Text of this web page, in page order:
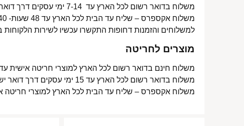
משלוח בדואר רשום לכל הארץ עד 7-14 ימי עסקים דרך דואר ישראל- 15 ₪
משלוח אקספרס – שליח עד הבית לכל הארץ עד 48 שעות- 40 ₪
למשלוחים והזמנות דחופות התקשרו עכשיו לשירות הלקוחות
מוצרים לחריטה
משלוח חינם בדואר רשום לכל הארץ למוצרי חריטה אישית עד 15 ימי עסקים מעל 350
משלוח בדואר רשום לכל הארץ עד 15 ימי עסקים דרך דואר ישראל- 15 ₪
משלוח אקספרס – שליח עד הבית לכל הארץ למוצרי חריטה אישית עד 7 ימי